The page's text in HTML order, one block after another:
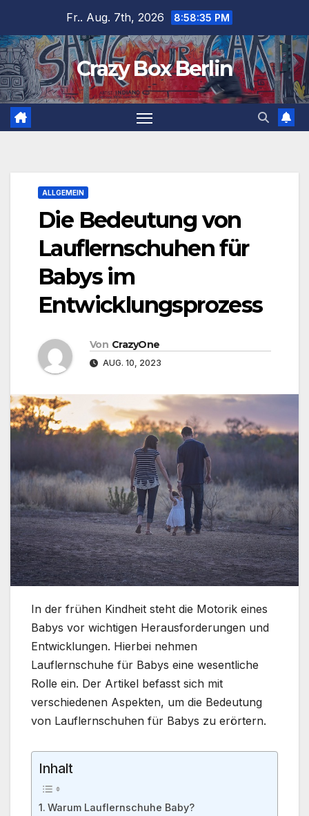
springen
Fr.. Aug. 7th, 2026 8:58:36 PM
Crazy Box Berlin
ALLGEMEIN
Die Bedeutung von
Lauflernschuhen für
Babys im
Entwicklungsprozess
Von CrazyOne
AUG. 10, 2023
In der frühen Kindheit steht die Motorik eines
Babys vor wichtigen Herausforderungen und
Entwicklungen. Hierbei nehmen
Lauflernschuhe für Babys eine wesentliche
Rolle ein. Der Artikel befasst sich mit
verschiedenen Aspekten, um die Bedeutung
von Lauflernschuhen für Babys zu erörtern.
Inhalt
Warum Lauflernschuhe Baby?